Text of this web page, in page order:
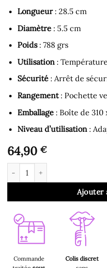
Longueur: 28.5 cm
Diamètre: 5.5 cm
Poids: 788 grs
Utilisation:
Sécurité: Arrêt de
Rangement: Pochette
Emballage: Boîte de 310
Niveau d’utilisation:
64,90 €
quantité de Gode Anal -
Ajouter
Commande
Colis discret